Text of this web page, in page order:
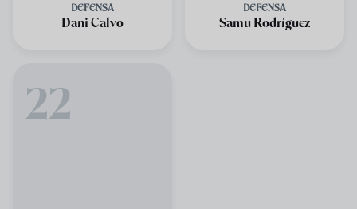
DEFENSA
Dani Calvo
DEFENSA
Samu Rodríguez
22